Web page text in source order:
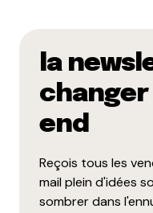
la
end
Reçois tous les
mail plein d'idées
sombrer dans